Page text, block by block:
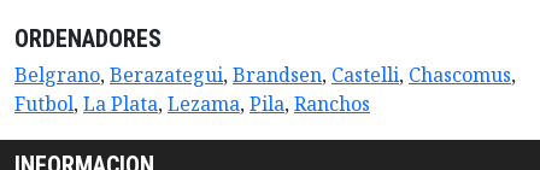
ORDENADORES
Belgrano,Berazategui,Brandsen, Castelli, Chascomus,
Futbol,La Plata,Lezama,Pila,Ranchos